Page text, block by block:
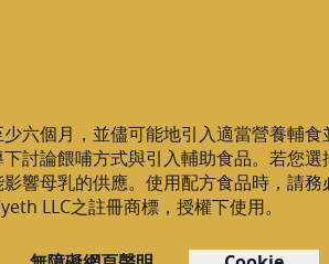
六個月，並儘可能地引入適當營養輔食
討論餵哺方式與引入輔助食品。若您選
響母乳的供應。使用配方食品時，請務
LLC之註冊商標，授權下使用。